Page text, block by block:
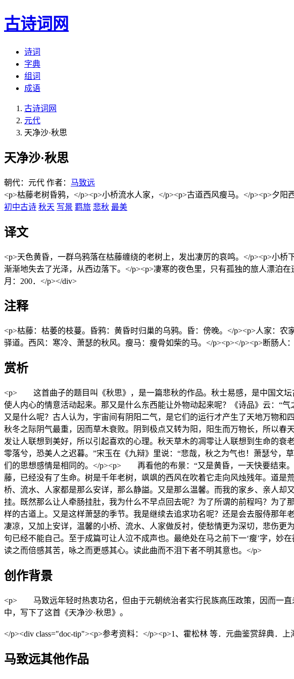
古诗词网
诗词
字典
组词
成语
古诗词网
元代
天净沙·秋思
天净沙·秋思
朝代：元代 作者： 马致远
<p>枯藤老树昏鸦，</p><p>小桥流水人家，</p><p>古道西风瘦马。</p><p>夕阳
初中古诗 秋天 写景 羁旅 悲秋 最美
译文
<p>天色黄昏，一群乌鸦落在枯藤缠绕的老树上，发出凄厉的哀鸣。</p><p>小
渐渐地失去了光泽，从西边落下。</p><p>凄寒的夜色里，只有孤独的旅人漂泊
月：200．</p></div>
注释
<p>枯藤：枯萎的枝蔓。昏鸦：黄昏时归巢的乌鸦。昏：傍晚。</p><p>人家：
驿道。西风：寒冷、萧瑟的秋风。瘦马：瘦骨如柴的马。</p><p></p><p>断肠
赏析
<p> 这首曲子的题目叫《秋思》，是一篇悲秋的作品。秋士易感，是中国文坛
使人内心的情意活动起来。那又是什么东西能让外物动起来呢？《诗品》云：“
又是什么呢？古人认为，宇宙间有阴阳二气，是它们的运行才产生了天地万物和
秋冬之际阴气最重，因而草木衰败。阴到极点又转为阳，阳生而万物长，所以
发让人联想到美好，所以引起喜欢的心理。秋天草木的凋零让人联想到生命的
零落兮，恐美人之迟暮。”宋玉在《九辩》里说：“悲哉，秋之为气也！萧瑟兮
们的思想感情是相同的。</p><p> 再看他的布景：“又是黄昏，一天快要结束
藤，已经没有了生命。树是千年老树，飒飒的西风在吹着它走向风烛残年。道
桥、流水、人家都是那么安详，那么静謚。又是那么温馨。而我的家乡、亲人
挂。既然那么让人牵肠挂肚，我为什么不早点回去呢？为了所谓的前程吗？为
样的古道上。又是这样萧瑟的季节。我是继续去追求功名呢？还是会去服侍那
凄凉，又加上安详，温馨的小桥、流水、人家做反衬，使愁情更为深切，悲伤
句已经不能自己。至于成篇可让人泣不成声也。最绝处在马之前下一‘瘦’字，妙
读之而倍感其苦，咏之而更感其心。读此曲而不泪下者不明其意也。</p>
创作背景
<p> 马致远年轻时热衷功名，但由于元朝统治者实行民族高压政策，因而一直
中，写下了这首《天净沙·秋思》。
</p><div class="doc-tip"><p>参考资料：</p><p>1、霍松林 等．元曲鉴赏辞典．
马致远其他作品